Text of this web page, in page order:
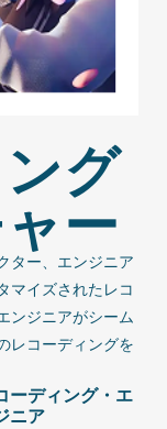
グ
ー
ター、エンジニア
マイズされたレコ
ンジニアがシーム
レコーディングを
ーディング・エ
ニア